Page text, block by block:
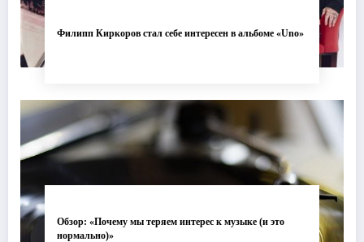
Филипп Киркоров стал себе интересен в альбоме «Uno»
Обзор: «Почему мы теряем интерес к музыке (и это
нормально)»